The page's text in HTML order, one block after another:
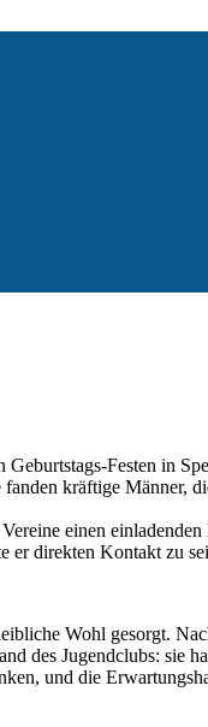
Festen in
kräftige Männer,
einen
er direkten Kontakt
Wohl gesorgt.
des Jugendclubs:
und die